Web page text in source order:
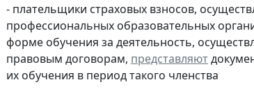
- плательщики страховых взносов,
профессиональных образовательных
форме обучения за деятельность,
правовым договорам, представляют
их обучения в период такого членства